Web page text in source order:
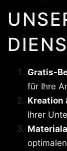
Gratis-
für Ihre
Kreation
Ihrer